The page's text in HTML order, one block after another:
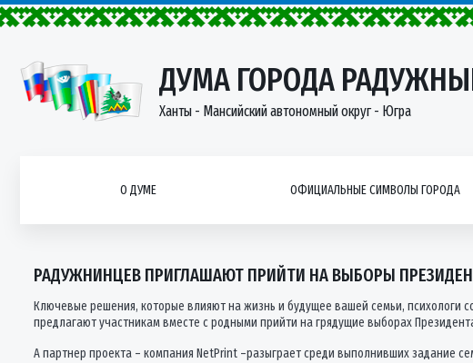
ДУМА ГОРОДА
Ханты - Мансийский автономный округ - Югра
О ДУМЕ ОФИЦИАЛЬНЫЕ СИМВОЛЫ ГОРОДА
РАДУЖНИНЦЕВ ПРИГЛАШАЮТ ПРИЙТИ НА ВЫБОРЫ
Ключевые решения, которые влияют на жизнь и будущее вашей семьи, психологи
предлагают участникам вместе с родными прийти на грядущие выборах
А партнер проекта – компания NetPrint –разыграет среди выполнивших задание